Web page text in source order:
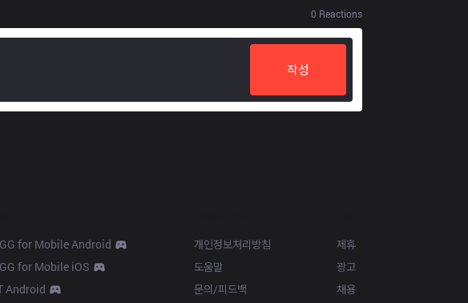
0 Reactions
작성
for Mobile Android
for Mobile iOS
Android
개인정보처리방침
도움말
문의/피드백
제휴
광고
채용